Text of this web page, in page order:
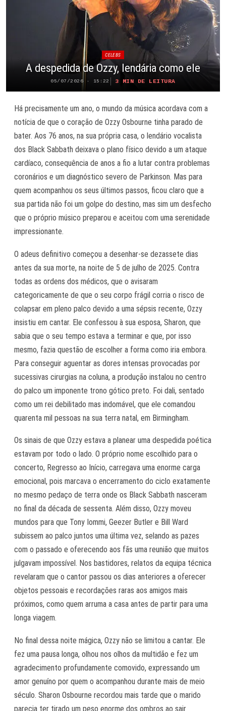
CELEBS
A despedida de Ozzy, lendária como ele
05/07/2026 · 15:22 3 MIN DE LEITURA
Há precisamente um ano, o mundo da música acordava com a
notícia de que o coração de Ozzy Osbourne tinha parado de
bater. Aos 76 anos, na sua própria casa, o lendário vocalista
dos Black Sabbath deixava o plano físico devido a um ataque
cardíaco, consequência de anos a fio a lutar contra problemas
coronários e um diagnóstico severo de Parkinson. Mas para
quem acompanhou os seus últimos passos, ficou claro que a
sua partida não foi um golpe do destino, mas sim um desfecho
que o próprio músico preparou e aceitou com uma serenidade
impressionante.
O adeus definitivo começou a desenhar-se dezassete dias
antes da sua morte, na noite de 5 de julho de 2025. Contra
todas as ordens dos médicos, que o avisaram
categoricamente de que o seu corpo frágil corria o risco de
colapsar em pleno palco devido a uma sépsis recente, Ozzy
insistiu em cantar. Ele confessou à sua esposa, Sharon, que
sabia que o seu tempo estava a terminar e que, por isso
mesmo, fazia questão de escolher a forma como iria embora.
Para conseguir aguentar as dores intensas provocadas por
sucessivas cirurgias na coluna, a produção instalou no centro
do palco um imponente trono gótico preto. Foi dali, sentado
como um rei debilitado mas indomável, que ele comandou
quarenta mil pessoas na sua terra natal, em Birmingham.
Os sinais de que Ozzy estava a planear uma despedida poética
estavam por todo o lado. O próprio nome escolhido para o
concerto, Regresso ao Início, carregava uma enorme carga
emocional, pois marcava o encerramento do ciclo exatamente
no mesmo pedaço de terra onde os Black Sabbath nasceram
no final da década de sessenta. Além disso, Ozzy moveu
mundos para que Tony Iommi, Geezer Butler e Bill Ward
subissem ao palco juntos uma última vez, selando as pazes
com o passado e oferecendo aos fãs uma reunião que muitos
julgavam impossível. Nos bastidores, relatos da equipa técnica
revelaram que o cantor passou os dias anteriores a oferecer
objetos pessoais e recordações raras aos amigos mais
próximos, como quem arruma a casa antes de partir para uma
longa viagem.
No final dessa noite mágica, Ozzy não se limitou a cantar. Ele
fez uma pausa longa, olhou nos olhos da multidão e fez um
agradecimento profundamente comovido, expressando um
amor genuíno por quem o acompanhou durante mais de meio
século. Sharon Osbourne recordou mais tarde que o marido
parecia ter tirado um peso enorme dos ombros ao sair